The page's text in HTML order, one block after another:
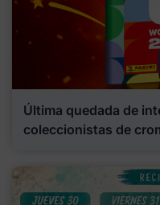
Última quedada de
coleccionistas de